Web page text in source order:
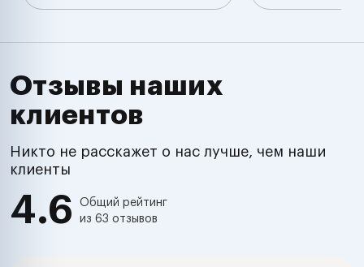
Отзывы наших
клиентов
Никто не расскажет о нас лучше, чем наши
клиенты
4.6
Общий рейтинг
из 63 отзывов